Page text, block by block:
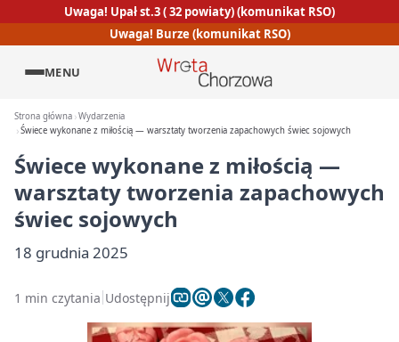
Uwaga! Upał st.3 ( 32 powiaty) (komunikat RSO)
Uwaga! Burze (komunikat RSO)
MENU
Strona główna Wydarzenia
Świece wykonane z miłością — warsztaty tworzenia zapachowych świec sojowych
Świece wykonane z miłością —
warsztaty tworzenia zapachowych
świec sojowych
18 grudnia 2025
1 min czytania Udostępnij